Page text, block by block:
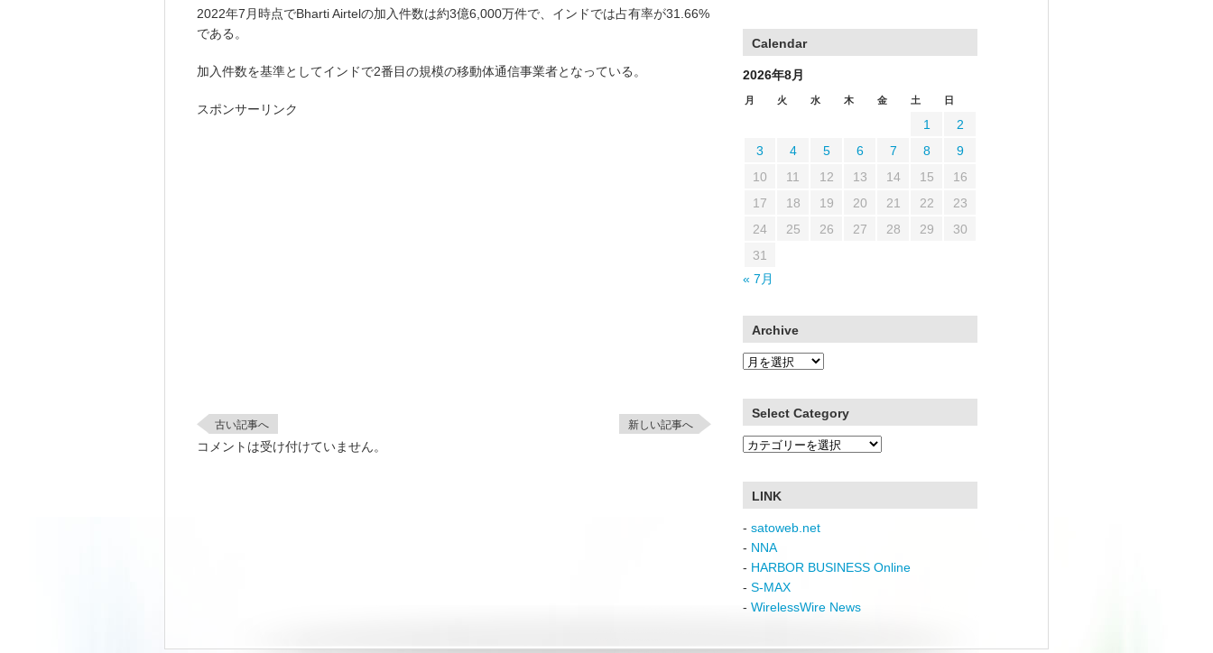
2022年7月時点でBharti Airtelの加入件数は約3億6,000万件で、インドでは占有率が31.66%
である。
加入件数を基準としてインドで2番目の規模の移動体通信事業者となっている。
スポンサーリンク
古い記事へ 新しい記事へ
コメントは受け付けていません。
Calendar
2026年8月
月 火 水 木 金 土 日
1
2
3
4 5 6 7 8
9
10
11 12 13 14 15
16
17
18 19 20 21 22
23
24
25 26 27 28 29
30
31
« 7月
Archive
Archive
Select Category
Select
LINK
- satoweb.net
- NNA
- HARBOR BUSINESS Online
- S-MAX
- WirelessWire News